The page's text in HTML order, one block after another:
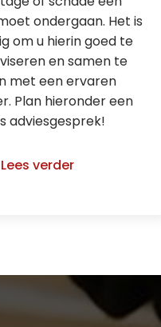
ondergaan. Het is
om u hierin goed te
en samen te
met een ervaren
Plan hieronder een
adviesgesprek!
Lees verder